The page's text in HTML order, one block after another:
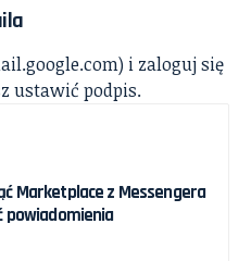
i zaloguj się
ustawić podpis.
Marketplace z Messengera
powiadomienia